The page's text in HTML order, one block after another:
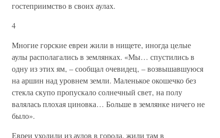
гостеприимство в своих аулах.
4
Многие горские евреи жили в нищете‚ иногда целые
аулы располагались в землянках. «Мы… спустились в
одну из этих ям‚ – сообщал очевидец‚ – возвышавшуюся
на аршин над уровнем земли. Маленькое окошечко без
стекла скупо пропускало солнечный свет‚ на полу
валялась плохая циновка… Больше в землянке ничего не
было».
Евреи уходили из аулов в города, жили там в